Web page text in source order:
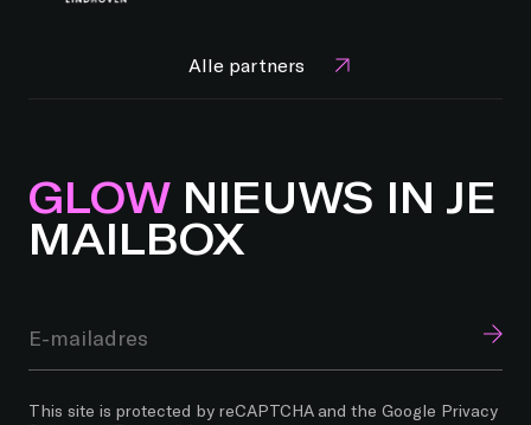
Alle partners
GLOWNIEUWS IN JE
MAILBOX
This site is protected by reCAPTCHA and the Google Privacy